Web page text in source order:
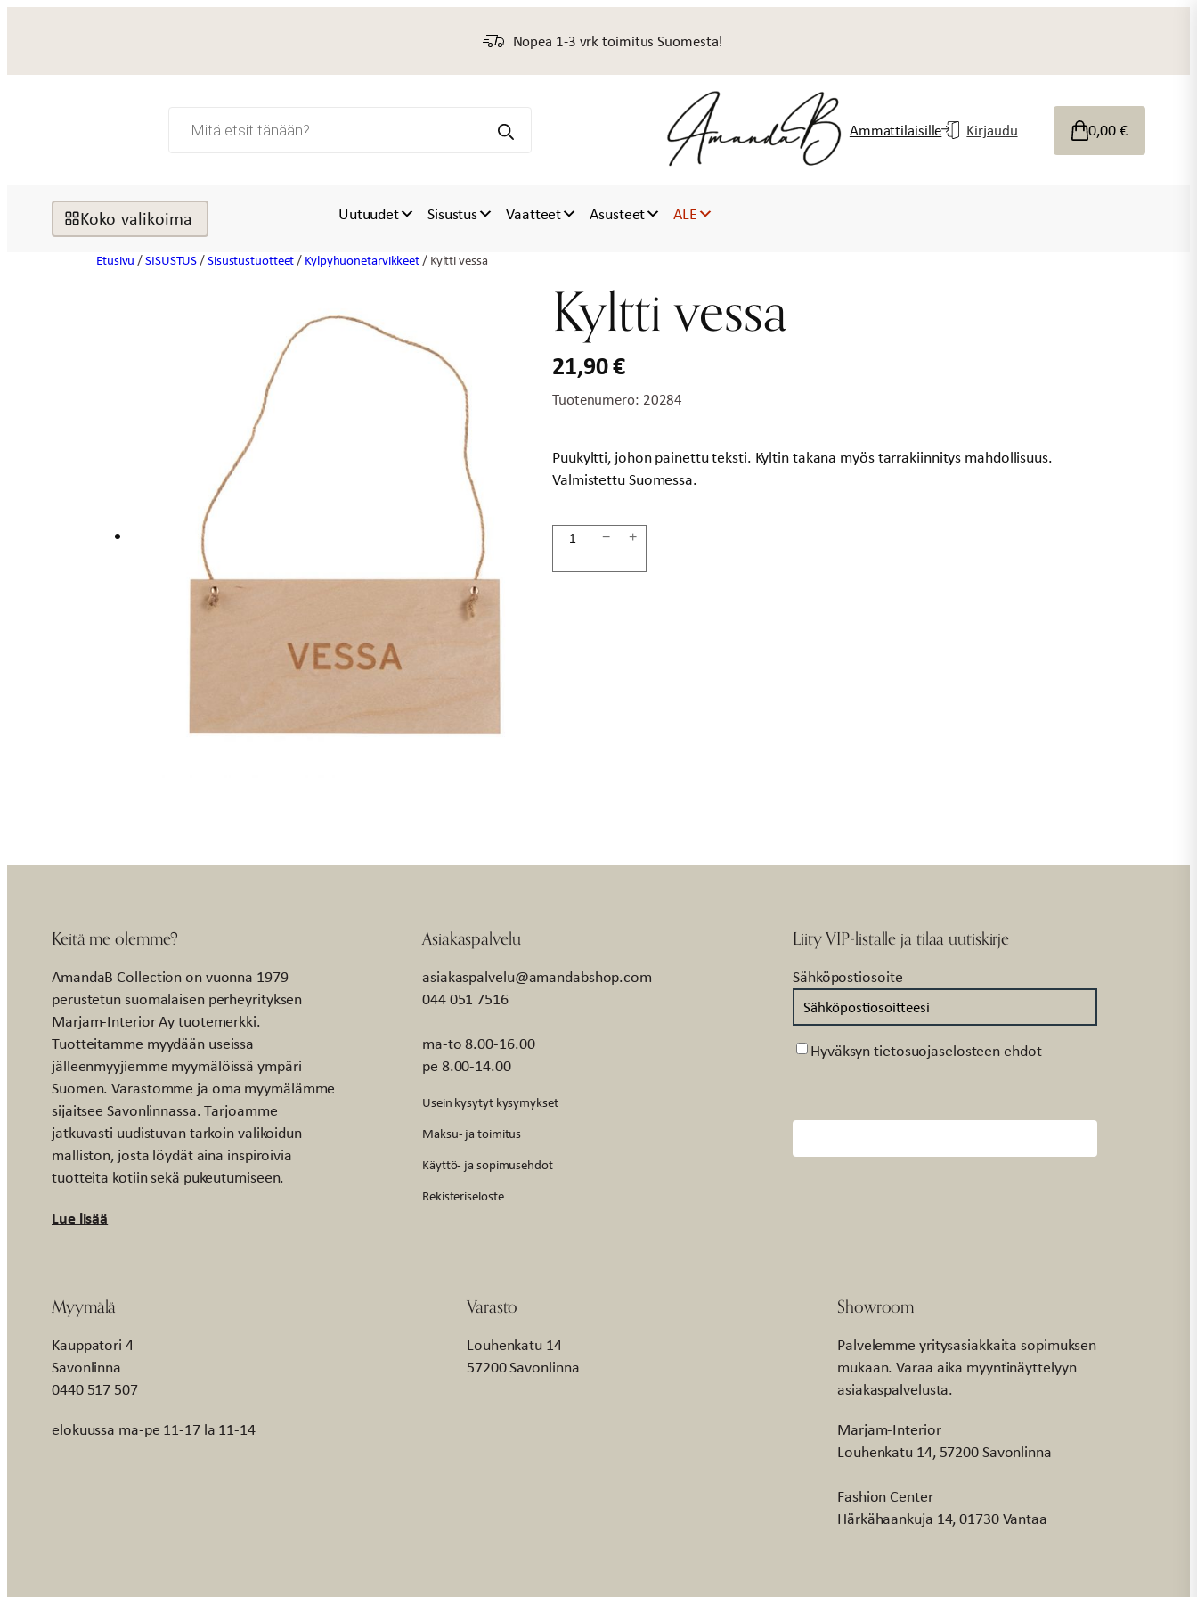
Nopea 1-3 vrk toimitus Suomesta!
search Ammattilaisille Kirjaudu 0,00€
Koko valikoima Uutuudet Sisustus Vaatteet Asusteet ALE
Etusivu /SISUSTUS/Sisustustuotteet/ Kylpyhuonetarvikkeet/ Kyltti vessa
Kyltti vessa
21,90€
Tuotenumero: 20284
Puukyltti, johon painettu teksti. Kyltin takana myös tarrakiinnitys mahdollisuus.
Valmistettu Suomessa.
Kyltti
− +
Keitä me olemme?
AmandaB Collection on vuonna 1979
perustetun suomalaisen perheyrityksen
Marjam-Interior Ay tuotemerkki.
Tuotteitamme myydään useissa
jälleenmyyjiemme myymälöissä ympäri
Suomen. Varastomme ja oma myymälämme
sijaitsee Savonlinnassa. Tarjoamme
jatkuvasti uudistuvan tarkoin valikoidun
malliston, josta löydät aina inspiroivia
tuotteita kotiin sekä pukeutumiseen.
Lue lisää
Asiakaspalvelu
asiakaspalvelu@amandabshop.com
044 051 7516
ma-to 8.00-16.00
pe 8.00-14.00
Usein kysytyt kysymykset
Maksu- ja toimitus
Käyttö- ja sopimusehdot
Rekisteriseloste
Liity VIP-listalle ja tilaa uutiskirje
Sähköpostiosoite
Suostumus
Hyväksyn tietosuojaselosteen ehdot
Myymälä
Kauppatori 4
Savonlinna
0440 517 507
elokuussa ma-pe 11-17 la 11-14
Varasto
Louhenkatu 14
57200 Savonlinna
Showroom
Palvelemme yritysasiakkaita sopimuksen
mukaan. Varaa aika myyntinäyttelyyn
asiakaspalvelusta.
Marjam-Interior
Louhenkatu 14, 57200 Savonlinna
Fashion Center
Härkähaankuja 14, 01730 Vantaa